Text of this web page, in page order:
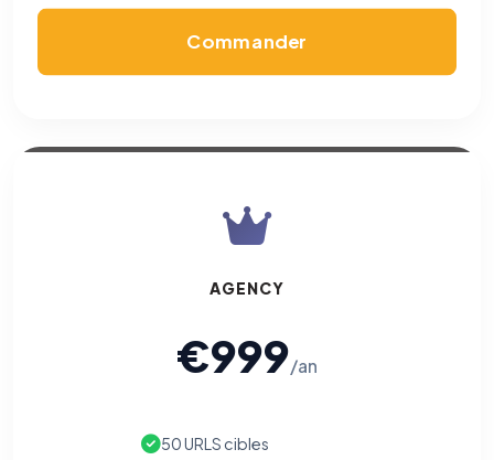
Commander
AGENCY
€999/an
50 URLS cibles